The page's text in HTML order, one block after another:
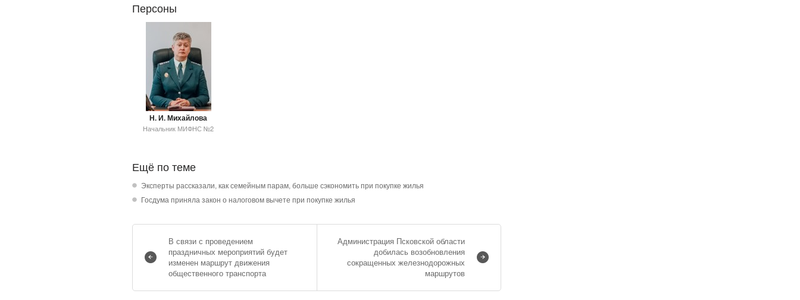
Персоны
Н. И. Михайлова
Начальник МИФНС №2
Ещё по теме
Эксперты рассказали, как семейным парам, больше сэкономить при покупке жилья
Госдума приняла закон о налоговом вычете при покупке жилья
В связи с проведением
праздничных мероприятий будет
изменен маршрут движения
общественного транспорта
Администрация Псковской области
добилась возобновления
сокращенных железнодорожных
маршрутов